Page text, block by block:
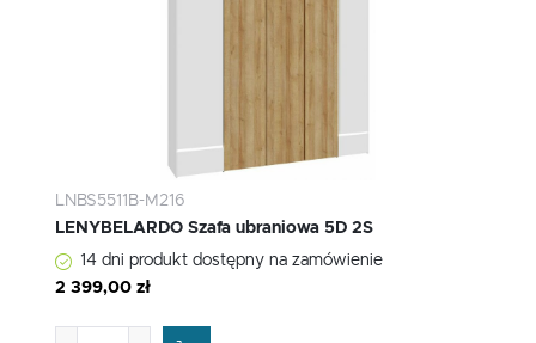
LNBS5511B-M216
LENYBELARDO Szafa ubraniowa 5D 2S
14 dni produkt dostępny na zamówienie
2 399,00 zł